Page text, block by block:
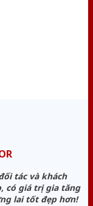
tác và khách
có giá trị gia tăng
lai tốt đẹp hơn!